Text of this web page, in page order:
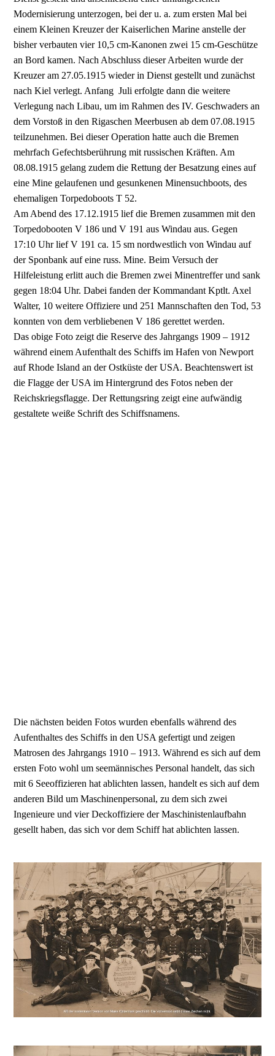
Modernisierung unterzogen, bei der u. a. zum ersten Mal bei
einem Kleinen Kreuzer der Kaiserlichen Marine anstelle der
bisher verbauten vier 10,5 cm-Kanonen zwei 15 cm-Geschütze
an Bord kamen. Nach Abschluss dieser Arbeiten wurde der
Kreuzer am 27.05.1915 wieder in Dienst gestellt und zunächst
nach Kiel verlegt. Anfang Juli erfolgte dann die weitere
Verlegung nach Libau, um im Rahmen des IV. Geschwaders an
dem Vorstoß in den Rigaschen Meerbusen ab dem 07.08.1915
teilzunehmen. Bei dieser Operation hatte auch die Bremen
mehrfach Gefechtsberührung mit russischen Kräften. Am
08.08.1915 gelang zudem die Rettung der Besatzung eines auf
eine Mine gelaufenen und gesunkenen Minensuchboots, des
ehemaligen Torpedoboots T 52.
Am Abend des 17.12.1915 lief die Bremen zusammen mit den
Torpedobooten V 186 und V 191 aus Windau aus. Gegen
17:10 Uhr lief V 191 ca. 15 sm nordwestlich von Windau auf
der Sponbank auf eine russ. Mine. Beim Versuch der
Hilfeleistung erlitt auch die Bremen zwei Minentreffer und sank
gegen 18:04 Uhr. Dabei fanden der Kommandant Kptlt. Axel
Walter, 10 weitere Offiziere und 251 Mannschaften den Tod, 53
konnten von dem verbliebenen V 186 gerettet werden.
Das obige Foto zeigt die Reserve des Jahrgangs 1909 – 1912
während einem Aufenthalt des Schiffs im Hafen von Newport
auf Rhode Island an der Ostküste der USA. Beachtenswert ist
die Flagge der USA im Hintergrund des Fotos neben der
Reichskriegsflagge. Der Rettungsring zeigt eine aufwändig
gestaltete weiße Schrift des Schiffsnamens.
Die nächsten beiden Fotos wurden ebenfalls während des
Aufenthaltes des Schiffs in den USA gefertigt und zeigen
Matrosen des Jahrgangs 1910 – 1913. Während es sich auf dem
ersten Foto wohl um seemännisches Personal handelt, das sich
mit 6 Seeoffizieren hat ablichten lassen, handelt es sich auf dem
anderen Bild um Maschinenpersonal, zu dem sich zwei
Ingenieure und vier Deckoffiziere der Maschinistenlaufbahn
gesellt haben, das sich vor dem Schiff hat ablichten lassen.